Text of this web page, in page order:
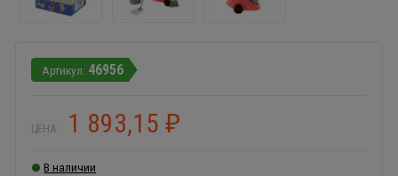
46956
ЦЕНА: 1 893,15 ₽
В наличии